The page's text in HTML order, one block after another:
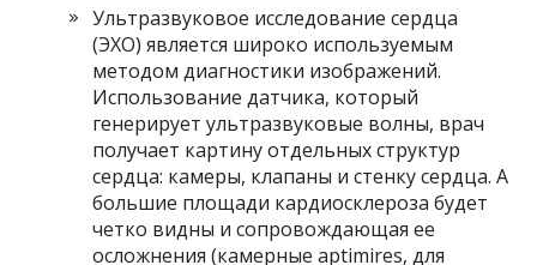
Ультразвуковое исследование сердца
(ЭХО) является широко используемым
методом диагностики изображений.
Использование датчика, который
генерирует ультразвуковые волны, врач
получает картину отдельных структур
сердца: камеры, клапаны и стенку сердца. А
большие площади кардиосклероза будет
четко видны и сопровождающая ее
осложнения (камерные aptimires, для